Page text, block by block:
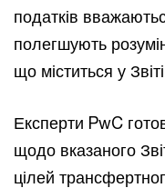
податків
полегшують
що міститься у
Експерти PwC
щодо вказаного
цілей